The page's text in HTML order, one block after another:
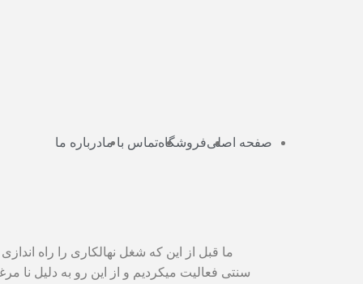
صفحه اصلیفروشگاهتماس با مادرباره ما
ما قبل از این که شغل نهالکاری را راه
سنتی فعالیت میکردیم و از این رو به دلیل نا